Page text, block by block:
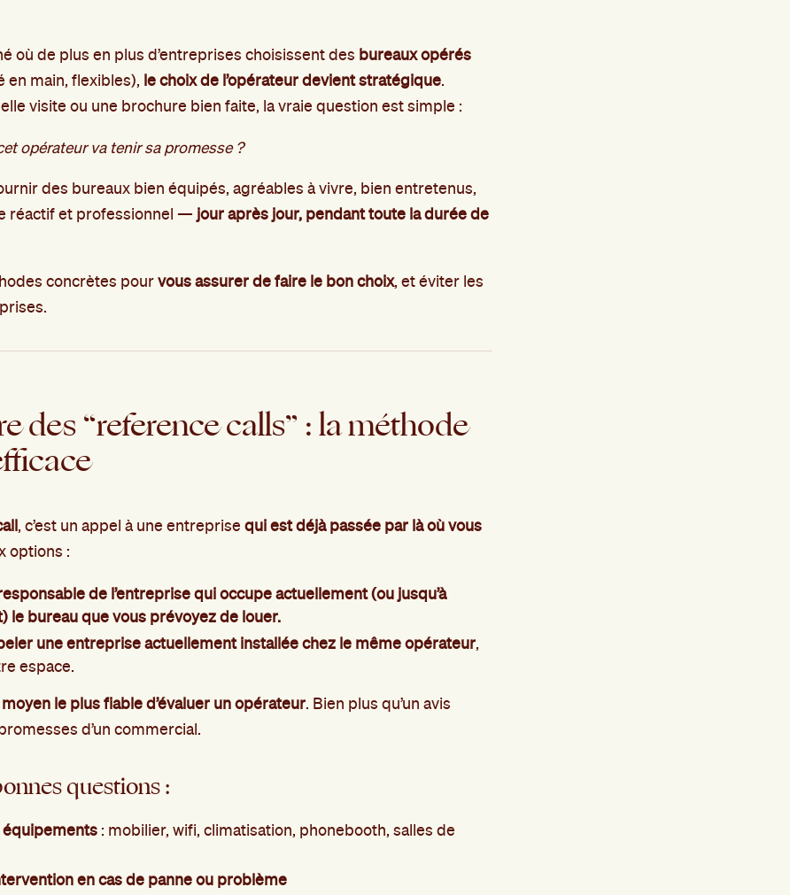
où de plus en plus d’entreprises choisissent des bureaux opérés
en main, flexibles), le choix de l’opérateur devient stratégique.
visite ou une brochure bien faite, la vraie question est simple :
opérateur va tenir sa promesse ?
des bureaux bien équipés, agréables à vivre, bien entretenus,
réactif et professionnel — jour après jour, pendant toute la durée de
concrètes pourvous assurer de faire le bon choix, et éviter les
des “reference calls” : la méthode
, c’est un appel à une entreprise qui est déjà passée par là où vous
options :
de l’entreprise qui occupe actuellement (ou jusqu’à
le bureau que vous prévoyez de louer.
une entreprise actuellement installée chez le même opérateur,
espace.
le plus fiable d’évaluer un opérateur. Bien plus qu’un avis
d’un commercial.
questions :
équipements: mobilier, wifi, climatisation, phonebooth, salles de
en cas de panne ou problème